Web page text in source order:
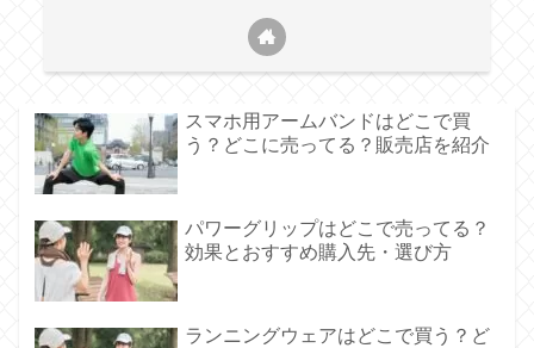
スマホ用アームバンドはどこで買
う？どこに売ってる？販売店を紹介
パワーグリップはどこで売ってる？
効果とおすすめ購入先・選び方
ランニングウェアはどこで買う？ど